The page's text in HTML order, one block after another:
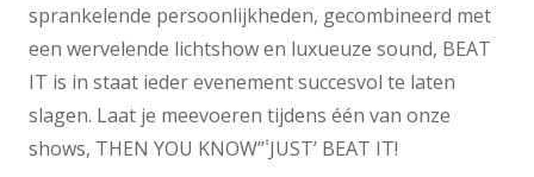
sprankelende persoonlijkheden, gecombineerd met
een wervelende lichtshow en luxueuze sound, BEAT
IT is in staat ieder evenement succesvol te laten
slagen. Laat je meevoeren tijdens één van onze
shows, THEN YOU KNOW’݃’ JUST’ BEAT IT!